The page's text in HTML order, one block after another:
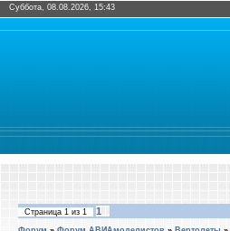
Суббота, 08.08.2026, 15:43
Страница 1 из 1 1